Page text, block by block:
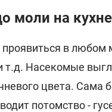
моли на кухне
в любом
т.д. Насекомые
цвета. Сама
потомство -